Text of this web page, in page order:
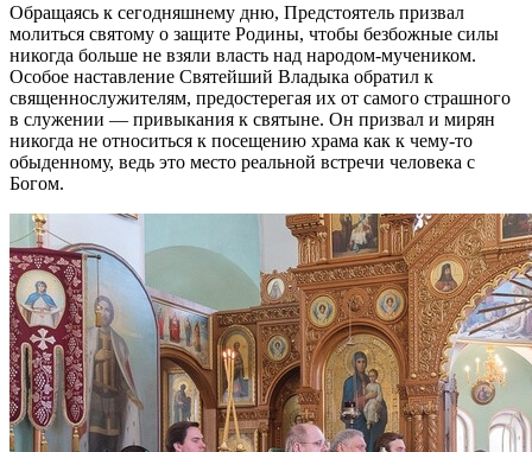
Обращаясь к сегодняшнему дню, Предстоятель призвал
молиться святому о защите Родины, чтобы безбожные силы
никогда больше не взяли власть над народом-мучеником.
Особое наставление Святейший Владыка обратил к
священнослужителям, предостерегая их от самого страшного
в служении — привыкания к святыне. Он призвал и мирян
никогда не относиться к посещению храма как к чему-то
обыденному, ведь это место реальной встречи человека с
Богом.